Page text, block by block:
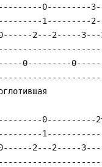
0---------
1---------
2---2-----
0---------
0----------
2---2-----